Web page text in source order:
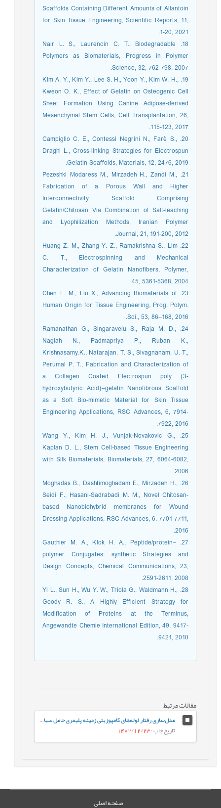
Scaffolds Containing Different Amounts of Allantoin
for Skin Tissue Engineering, Scientific Reports, 11,
1-20, 2021.‏
18. Nair L. S., Laurencin C. T., Biodegradable
Polymers as Biomaterials, Progress in Polymer
Science, 32, 762-798, 2007.‏
19. Kim A. Y., Kim Y., Lee S. H., Yoon Y., Kim W. H.,
Kweon O. K., Effect of Gelatin on Osteogenic Cell
Sheet Formation Using Canine Adipose-derived
Mesenchymal Stem Cells, Cell Transplantation, 26,
115-123, 2017.‏
20. Campiglio C. E., Contessi Negrini N., Farè S.,
Draghi L., Cross-linking Strategies for Electrospun
Gelatin Scaffolds, Materials, 12, 2476, 2019.‏
21. Pezeshki Modaress M., Mirzadeh H., Zandi M.,
Fabrication of a Porous Wall and Higher
Interconnectivity Scaffold Comprising
Gelatin/Chitosan Via Combination of Salt-leaching
and Lyophilization Methods, Iranian Polymer
Journal, 21, 191-200, 2012.‏
22. Huang Z. M., Zhang Y. Z., Ramakrishna S., Lim
C. T., Electrospinning and Mechanical
Characterization of Gelatin Nanofibers, Polymer,
45, 5361-5368, 2004.‏
23. Chen F. M., Liu X., Advancing Biomaterials of
Human Origin for Tissue Engineering, Prog. Polym.
Sci., 53, 86–168, 2016.
24. Ramanathan G., Singaravelu S., Raja M. D.,
Nagiah N., Padmapriya P., Ruban K.,
Krishnasamy.K., Natarajan. T. S., Sivagnanam. U. T.,
Perumal P. T., Fabrication and Characterization of
a Collagen Coated Electrospun poly (3-
hydroxybutyric Acid)–gelatin Nanofibrous Scaffold
as a Soft Bio-mimetic Material for Skin Tissue
Engineering Applications, RSC Advances, 6, 7914-
7922, 2016.‏
25. Wang Y., Kim H. J., Vunjak-Novakovic G.,
Kaplan D. L., Stem Cell-based Tissue Engineering
with Silk Biomaterials, Biomaterials, 27, 6064-6082,
2006.‏
26. Moghadas B., Dashtimoghadam E., Mirzadeh H.,
Seidi F., Hasani-Sadrabadi M. M., Novel Chitosan-
based Nanobiohybrid membranes for Wound
Dressing Applications, RSC Advances, 6, 7701-7711,
2016.‏
27. Gauthier M. A., Klok H. A., Peptide/protein–
polymer Conjugates: synthetic Strategies and
Design Concepts, Chemical Communications, 23,
2591-2611, 2008.‏
28. Yi L., Sun H., Wu Y. W., Triola G., Waldmann H.,
Goody R. S., A Highly Efficient Strategy for
Modification of Proteins at the Terminus,
Angewandte Chemie International Edition, 49, 9417-
9421, 2010.‏
مقالات مرتبط
مدل‌سازی رفتار لوله‌های کامپوزیتی زمینه پلیمری حامل سیال در معرض آتش‌ هیدروکربنی
تاریخ چاپ: 1402/12/23
صفحه اصلی